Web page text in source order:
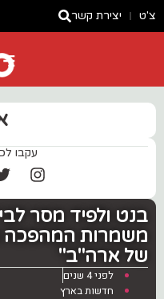
צ'ט יצירת קשר
עקבו
בנט ולפיד מסר
משמרות המהפכה
של ארה"ב"
לפני 4 שנים
חדשות בארץ